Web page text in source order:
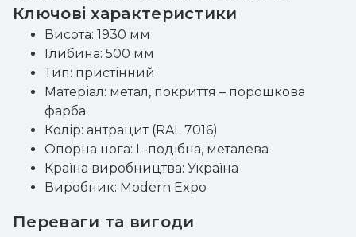
Ключові характеристики
Висота: 1930 мм
Глибина: 500 мм
Тип: пристінний
Матеріал: метал, покриття – порошкова
фарба
Колір: антрацит (RAL 7016)
Опорна нога: L-подібна, металева
Країна виробництва: Україна
Виробник: Modern Expo
Переваги та вигоди